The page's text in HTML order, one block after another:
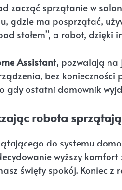
zacząć sprzątanie w
gdzie ma posprzątać,
stołem”, a robot,
Assistant, pozwalają na
bez
gdy ostatni domownik
robota
do systemu
wyższy
święty spokój. Koniec